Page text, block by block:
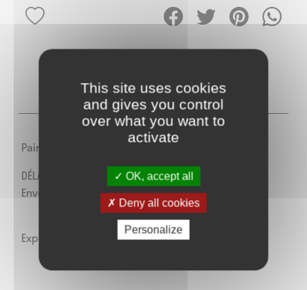
DESCRIPTION AVIS 0
Paire de lacets plats larges blanc en 120cm
DÉLAIS :
Envoi : 2 à 4 jours ouvrables
Expédition par Chronopost.
This site uses cookies
and gives you control
over what you want to
activate
OK, accept all
Deny all cookies
Personalize